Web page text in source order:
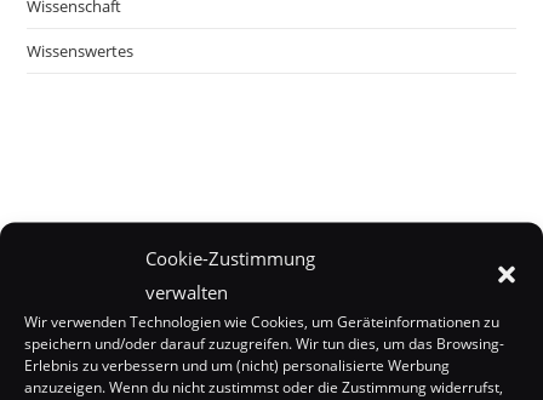
Cookie-Zustimmung
verwalten
Wir verwenden Technologien wie Cookies, um Geräteinformationen zu
speichern und/oder darauf zuzugreifen. Wir tun dies, um das Browsing-
Erlebnis zu verbessern und um (nicht) personalisierte Werbung
anzuzeigen. Wenn du nicht zustimmst oder die Zustimmung widerrufst,
Wissenschaft
Wissenswertes